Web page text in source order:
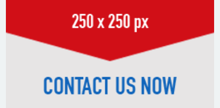
বিএনপির প্রতি আস্থা হারাচ্ছি:
সংসদে নাহিদ ইসলামের মন্তব্য
নিপীড়নের আশঙ্কা জানালে ভিসা নয়